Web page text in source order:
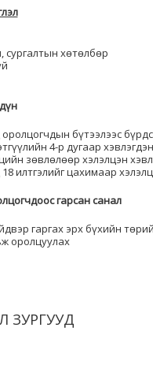
сургалтын хөтөлбөр
бүтээлээс
4-р дугаар
зөвлөлөөр хэлэлцэн
илтгэлийг цахимаар
гарсан санал
гаргах эрх бүхийн
оролцуулах
ЗУРГУУД